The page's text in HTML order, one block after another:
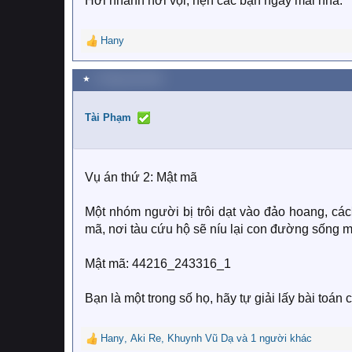
R
e
a
c
i
:
Hany
★
Tài Phạm
Vụ án thứ 2: Mật mã
Một nhóm người bị trôi dạt vào đảo hoang,
mã, nơi tàu cứu hộ sẽ níu lại con đường sống
Mật mã: 44216_243316_1
Bạn là một trong số họ, hãy tự giải lấy bài toán
R Hany, Aki Re, Khuynh Vũ Dạvà 1 người khác